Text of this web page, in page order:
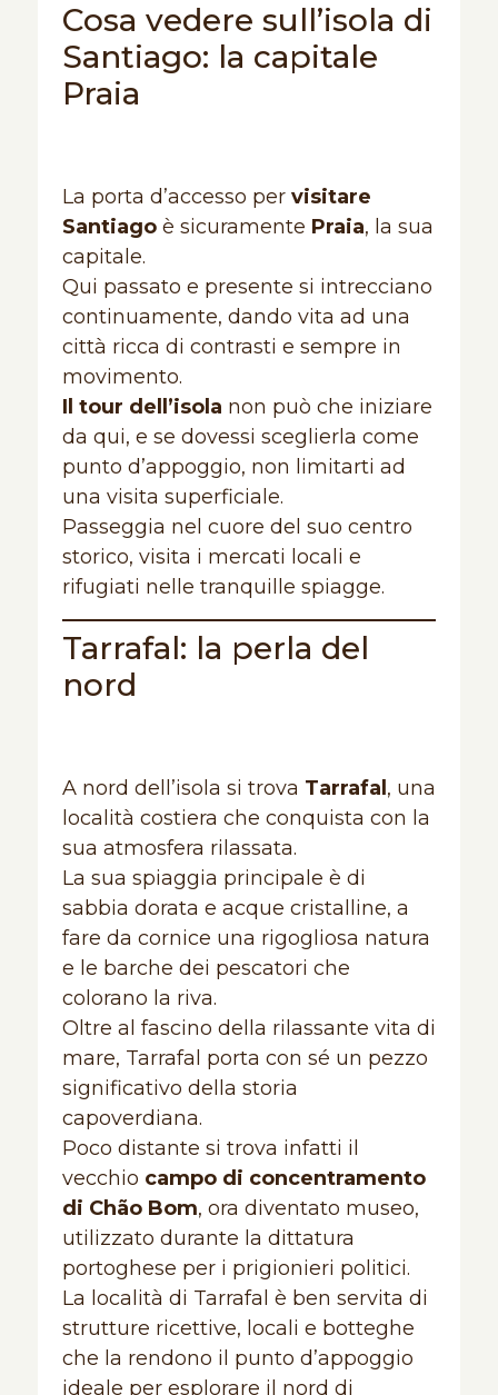
Cosa vedere sull’isola di
Santiago: la capitale
Praia
La porta d’accesso per visitare
Santiagoè sicuramente Praia, la sua
capitale.
Qui passato e presente si intrecciano
continuamente, dando vita ad una
città ricca di contrasti e sempre in
movimento.
Il tour dell’isola non può che iniziare
da qui, e se dovessi sceglierla come
punto d’appoggio, non limitarti ad
una visita superficiale.
Passeggia nel cuore del suo centro
storico, visita i mercati locali e
rifugiati nelle tranquille spiagge.
Tarrafal: la perla del
nord
A nord dell’isola si trova Tarrafal , una
località costiera che conquista con la
sua atmosfera rilassata.
La sua spiaggia principale è di
sabbia dorata e acque cristalline, a
fare da cornice una rigogliosa natura
e le barche dei pescatori che
colorano la riva.
Oltre al fascino della rilassante vita di
mare, Tarrafal porta con sé un pezzo
significativo della storia
capoverdiana.
Poco distante si trova infatti il
vecchio campo di concentramento
di Chão Bom, ora diventato museo,
utilizzato durante la dittatura
portoghese per i prigionieri politici.
La località di Tarrafal è ben servita di
strutture ricettive, locali e botteghe
che la rendono il punto d’appoggio
ideale per esplorare il nord di